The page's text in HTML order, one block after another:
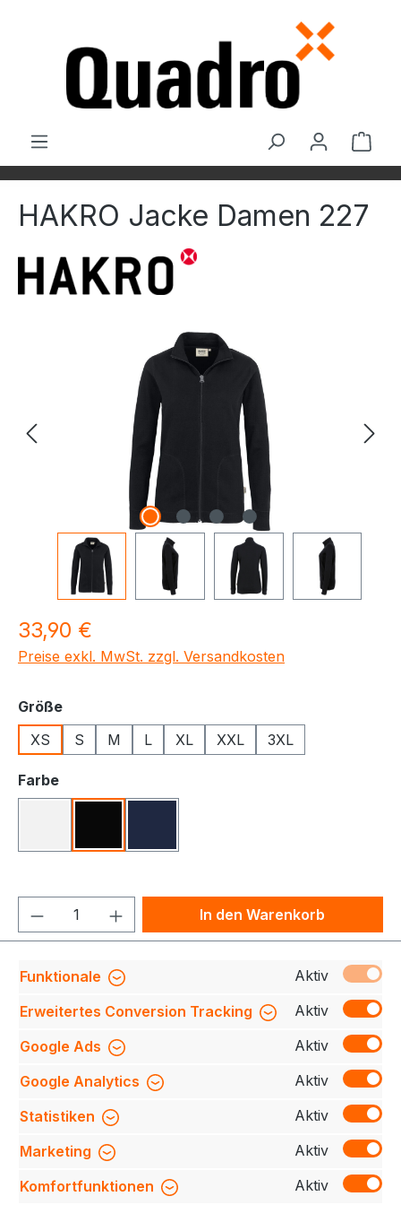
HAKRO Jacke Damen 227
Bildergalerie überspringen
Regulärer Preis:
33,90 €
Preise exkl. MwSt. zzgl. Versandkosten
Größeauswählen
XS
S M L XL XXL 3XL
Farbeauswählen
Produkt Anzahl: Gib denIn den Warenkorb
Produktnummer:
Beschreibung
Bequeme Interlockjacke für
Damen, mit hochwertigem Frontreißverschluss von
YKK®, formstabilen Bündchen mit LYCRA®-Anteil,
Te…Mehr
Bewertungen
Funktionale
Aktiv
Erweitertes Conversion Tracking
Aktiv
Google Ads
Aktiv
Google Analytics
Aktiv
Statistiken
Aktiv
Marketing
Aktiv
Komfortfunktionen
Aktiv